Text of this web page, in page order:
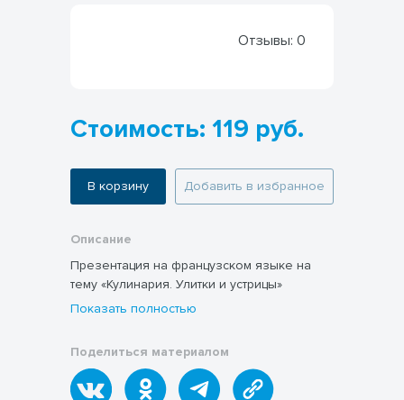
Отзывы: 0
Стоимость: 119 руб.
В корзину Добавить в избранное
Описание
Презентация на французском языке на
тему «Кулинария. Улитки и устрицы»
Показать полностью
Поделиться материалом